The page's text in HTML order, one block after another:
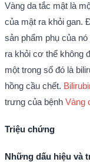
Vàng da tắc mật là
của mật ra khỏi gan.
sản phẩm phụ của
ra khỏi cơ thể không
một trong số đó là
hồng cầu chết.
trưng của bệnh Vàng
Triệu chứng
Những dấu hiệu và